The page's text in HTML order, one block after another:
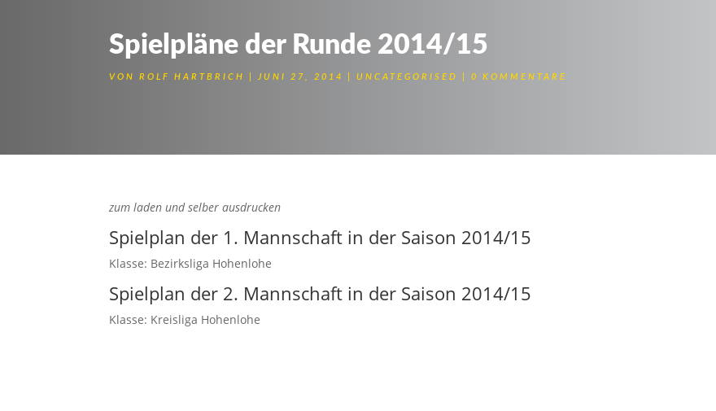
Spielpläne der Runde 2014/15
VONROLF HARTBRICH JUNI 27, 2014 UNCATEGORISED 0 KOMMENTARE
zum laden und selber ausdrucken
Spielplan der 1. Mannschaft in der Saison 2014/15
Klasse: Bezirksliga Hohenlohe
Spielplan der 2. Mannschaft in der Saison 2014/15
Klasse: Kreisliga Hohenlohe